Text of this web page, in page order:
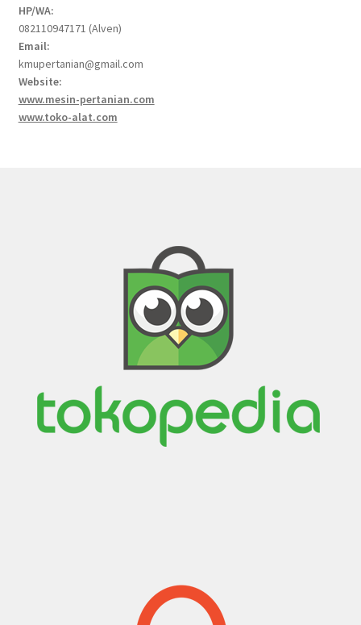
HP/WA:
082110947171 (Alven)
Email:
kmupertanian@gmail.com
Website:
www.mesin-pertanian.com
www.toko-alat.com